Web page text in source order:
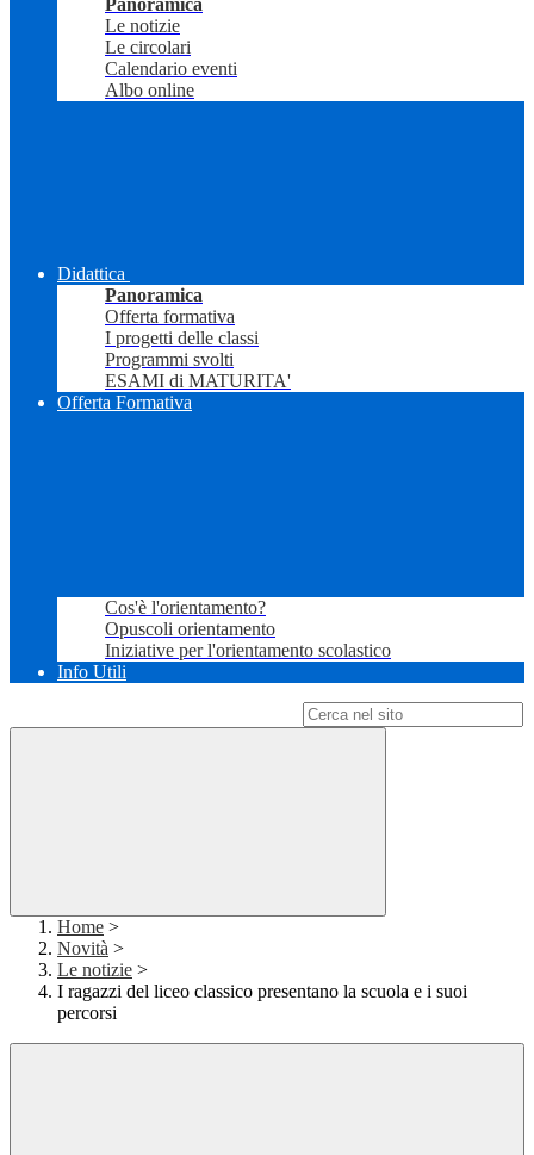
Panoramica
Le notizie
Le circolari
Calendario eventi
Albo online
Didattica
Panoramica
Offerta formativa
I progetti delle classi
Programmi svolti
ESAMI di MATURITA'
Offerta Formativa
Cos'è l'orientamento?
Opuscoli orientamento
Iniziative per l'orientamento scolastico
Info Utili
Home >
Novità >
Le notizie >
I ragazzi del liceo classico presentano la scuola e i suoi
percorsi